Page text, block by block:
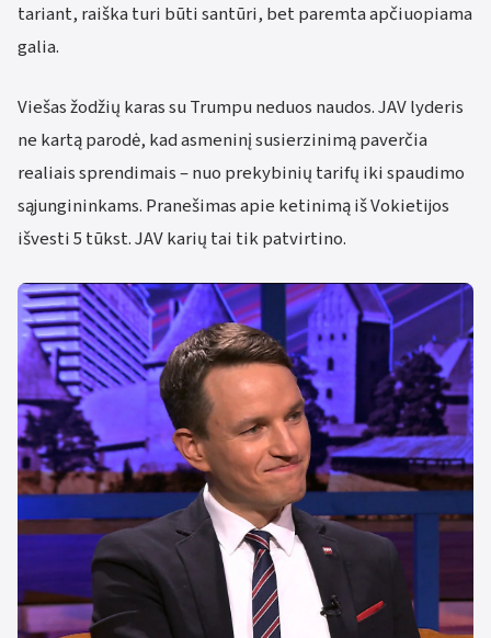
tariant, raiška turi būti santūri, bet paremta apčiuopiama
galia.
Viešas žodžių karas su Trumpu neduos naudos. JAV lyderis
ne kartą parodė, kad asmeninį susierzinimą paverčia
realiais sprendimais – nuo prekybinių tarifų iki spaudimo
sąjungininkams. Pranešimas apie ketinimą iš Vokietijos
išvesti 5 tūkst. JAV karių tai tik patvirtino.